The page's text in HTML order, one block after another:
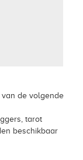
van de volgende
tarot
beschikbaar